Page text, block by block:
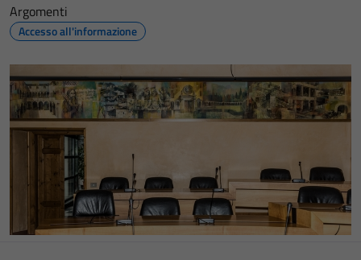
Argomenti
Accesso all'informazione